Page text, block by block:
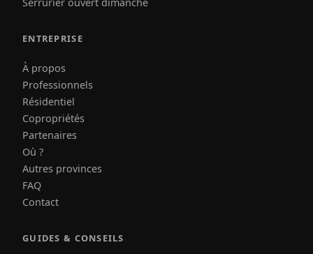
ENTREPRISE
À propos
Professionnels
Résidentiel
Copropriétés
Partenaires
Où ?
Autres provinces
FAQ
Contact
GUIDES & CONSEILS